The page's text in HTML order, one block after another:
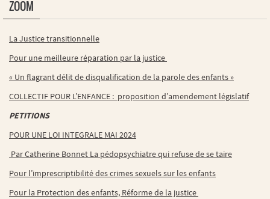
ZOOM
La Justice transitionnelle
Pour une meilleure réparation par la justice
« Un flagrant délit de disqualification de la parole des enfants »
COLLECTIF POUR L’ENFANCE : proposition d’amendement législatif
PETITIONS
POUR UNE LOI INTEGRALE MAI 2024
Par Catherine Bonnet La pédopsychiatre qui refuse de se taire
Pour l’imprescriptibilité des crimes sexuels sur les enfants
Pour la Protection des enfants, Réforme de la justice